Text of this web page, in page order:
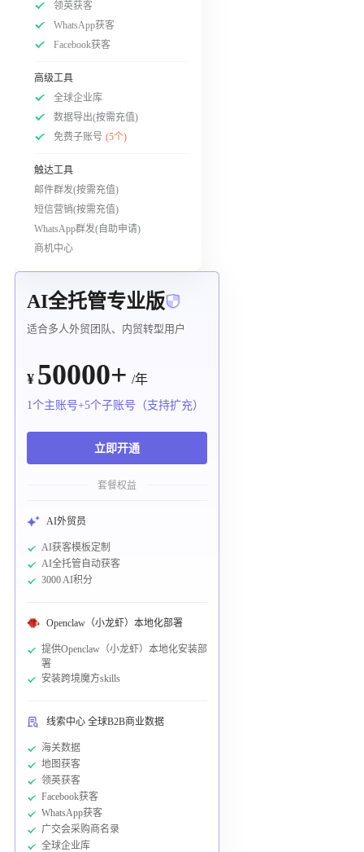
领英获客
WhatsApp获客
Facebook获客
高级工具
全球企业库
数据导出(按需充值)
免费子账号 (5个)
触达工具
邮件群发(按需充值)
短信营销(按需充值)
WhatsApp群发(自助申请)
商机中心
AI全托管专业版
适合多人外贸团队、内贸转型用户
¥ 50000+ /年
1个主账号+5个子账号（支持扩充）
立即开通
套餐权益
AI外贸员
AI获客模板定制
AI全托管自动获客
3000 AI积分
Openclaw（小龙虾）本地化部署
提供Openclaw（小龙虾）本地化安装部
署
安装跨境魔方skills
线索中心 全球B2B商业数据
海关数据
地图获客
领英获客
Facebook获客
WhatsApp获客
广交会采购商名录
全球企业库